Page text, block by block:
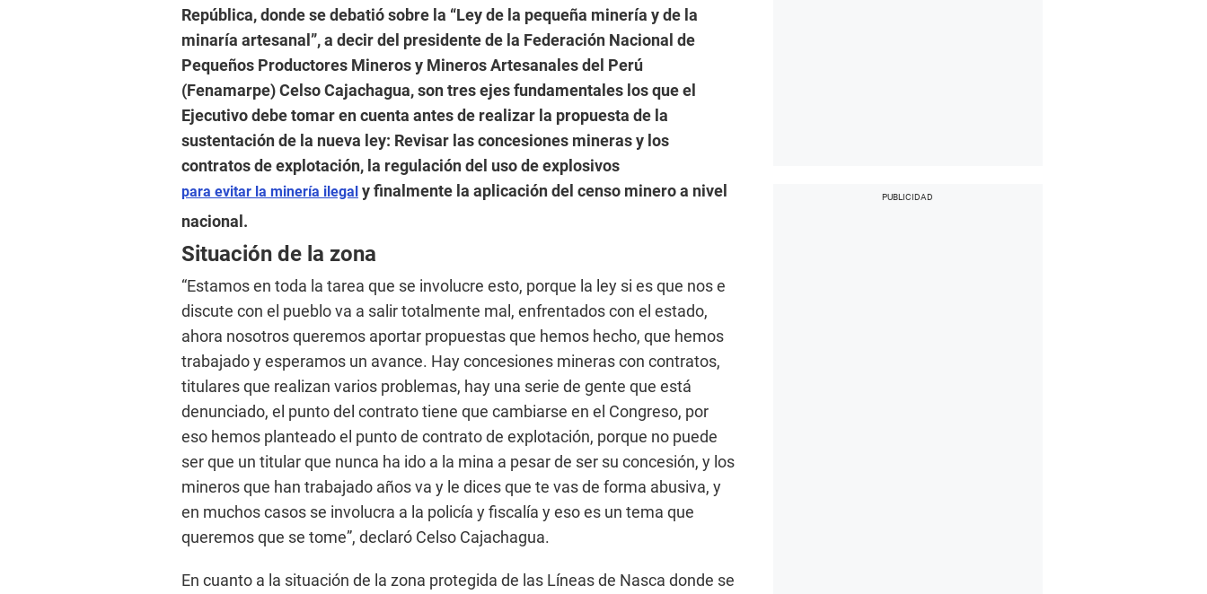
República, donde se debatió sobre la “Ley de la pequeña minería y de la
minaría artesanal”, a decir del presidente de la Federación Nacional de
Pequeños Productores Mineros y Mineros Artesanales del Perú
(Fenamarpe) Celso Cajachagua, son tres ejes fundamentales los que el
Ejecutivo debe tomar en cuenta antes de realizar la propuesta de la
sustentación de la nueva ley: Revisar las concesiones mineras y los
contratos de explotación, la regulación del uso de explosivos
para evitar la minería ilegal y finalmente la aplicación del censo minero a nivel
nacional.
Situación de la zona
“Estamos en toda la tarea que se involucre esto, porque la ley si es que nos e
discute con el pueblo va a salir totalmente mal, enfrentados con el estado,
ahora nosotros queremos aportar propuestas que hemos hecho, que hemos
trabajado y esperamos un avance. Hay concesiones mineras con contratos,
titulares que realizan varios problemas, hay una serie de gente que está
denunciado, el punto del contrato tiene que cambiarse en el Congreso, por
eso hemos planteado el punto de contrato de explotación, porque no puede
ser que un titular que nunca ha ido a la mina a pesar de ser su concesión, y los
mineros que han trabajado años va y le dices que te vas de forma abusiva, y
en muchos casos se involucra a la policía y fiscalía y eso es un tema que
queremos que se tome”, declaró Celso Cajachagua.
En cuanto a la situación de la zona protegida de las Líneas de Nasca donde se